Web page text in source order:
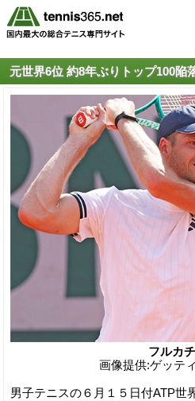
元世界6位 約8年ぶりトップ100陥
フルカ
画像提供:ゲッテ
男子テニスの６月１５日付ATP世